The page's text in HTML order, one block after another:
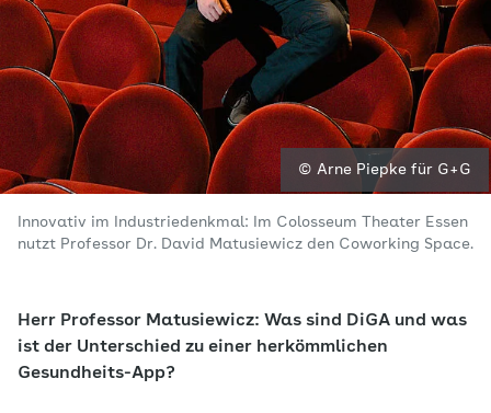
© Arne Piepke für G+G
Innovativ im Industriedenkmal: Im Colosseum Theater Essen
nutzt Professor Dr. David Matusiewicz den Coworking Space.
Herr Professor Matusiewicz: Was sind DiGA und was
ist der Unterschied zu einer herkömmlichen
Gesundheits-App?